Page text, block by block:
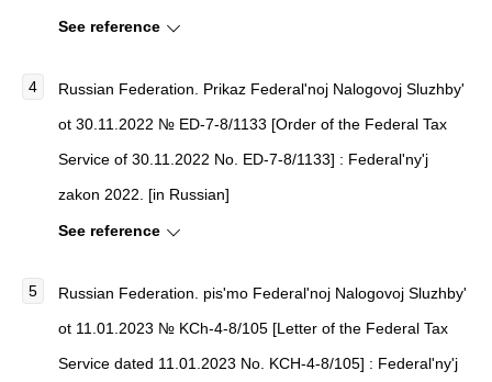
See reference
Russian Federation. Prikaz Federal'noj Nalogovoj Sluzhby'
ot 30.11.2022 № ED-7-8/1133 [Order of the Federal Tax
Service of 30.11.2022 No. ED-7-8/1133] : Federal'ny'j
zakon 2022. [in Russian]
See reference
Russian Federation. pis'mo Federal'noj Nalogovoj Sluzhby'
ot 11.01.2023 № KCh-4-8/105 [Letter of the Federal Tax
Service dated 11.01.2023 No. KCH-4-8/105] : Federal'ny'j